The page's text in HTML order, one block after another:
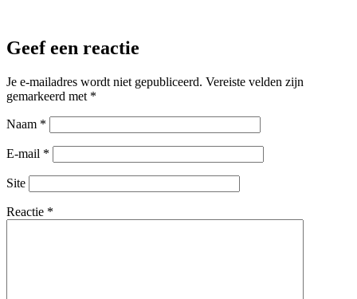
Geef een reactie
Je e-mailadres wordt niet gepubliceerd. Vereiste velden zijn
gemarkeerd met *
Naam *
E-mail *
Site
Reactie *